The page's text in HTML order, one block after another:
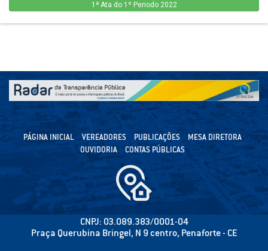
1ª Ata do 1º Periodo 2022
PÁGINA INICIAL VEREADORES PUBLICAÇÕES
MESA DIRETORA
OUVIDORIA
CONTAS PÚBLICAS
CNPJ: 03.089.383/0001-04
Praça Querubina Bringel, N 9 centro, Penaforte - CE